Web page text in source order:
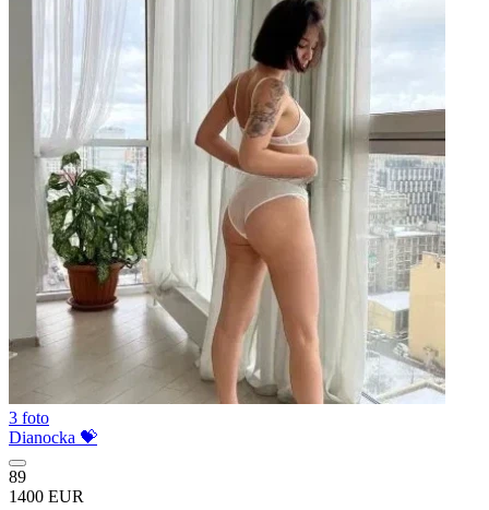
3 foto
Dianocka 💝
89
1400 EUR